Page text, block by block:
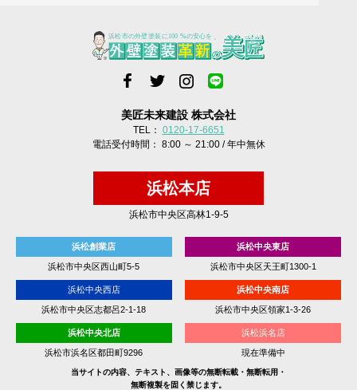
美匠未来建設 株式会社
TEL： 0120-17-6651
電話受付時間： 8:00 ～ 21:00 / 年中無休
浜松本店
浜松市中央区高林1-9-5
浜松創業店
浜松市中央区西山町5-5
浜松中央東店
浜松市中央区天王町1300-1
浜松中央西店
浜松市中央区志都呂2-1-18
浜松中央南店
浜松市中央区領家1-3-26
浜松中央北店
浜松市浜名区都田町9296
浜松浜名店
現在準備中
当サイトの内容、テキスト、画像等の無断転載・無断転用・
無断複製を固く禁じます。